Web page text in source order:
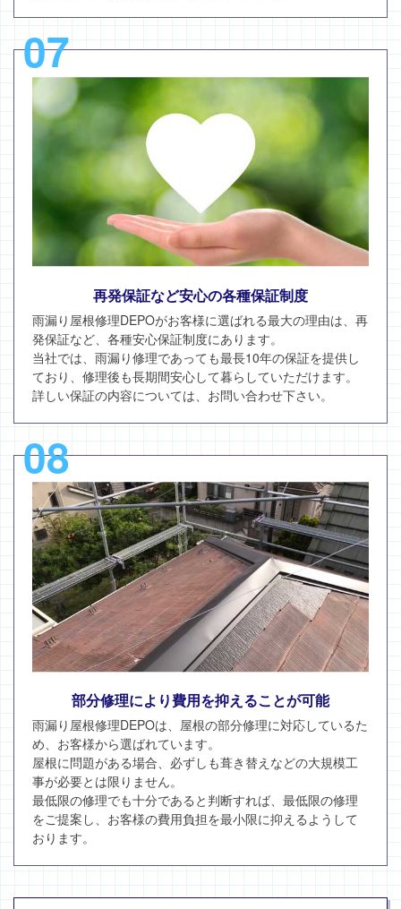
07
再発保証など安心の各種保証制度
雨漏り屋根修理DEPOがお客様に選ばれる最大の理由は、再
発保証など、各種安心保証制度にあります。
当社では、雨漏り修理であっても最長10年の保証を提供し
ており、修理後も長期間安心して暮らしていただけます。
詳しい保証の内容については、お問い合わせ下さい。
08
部分修理により費用を抑えることが可能
雨漏り屋根修理DEPOは、屋根の部分修理に対応しているた
め、お客様から選ばれています。
屋根に問題がある場合、必ずしも葺き替えなどの大規模工
事が必要とは限りません。
最低限の修理でも十分であると判断すれば、最低限の修理
をご提案し、お客様の費用負担を最小限に抑えるようして
おります。